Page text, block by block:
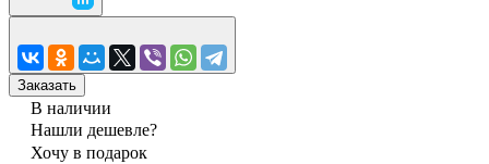
Заказать
В наличии
Нашли дешевле?
Хочу в подарок